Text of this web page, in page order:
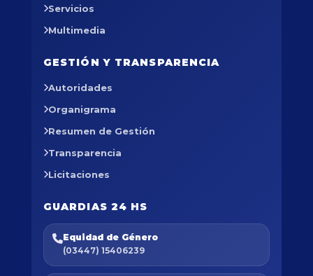
Servicios
Multimedia
GESTIÓN Y TRANSPARENCIA
Autoridades
Organigrama
Resumen de Gestión
Transparencia
Licitaciones
GUARDIAS 24 HS
Equidad de Género
(03447) 15406239